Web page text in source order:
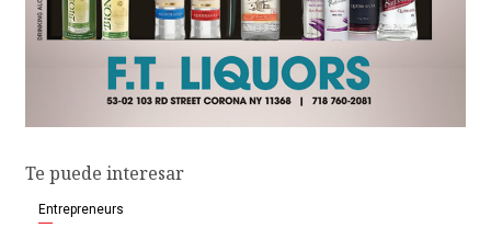
Te puede interesar
Entrepreneurs